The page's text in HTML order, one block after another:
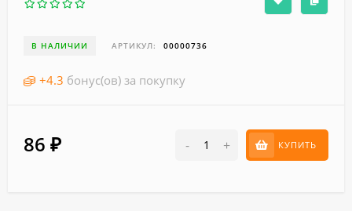
В НАЛИЧИИ АРТИКУЛ: 00000736
+4.3 бонус(ов) за покупку
86 ₽ - + КУПИТЬ